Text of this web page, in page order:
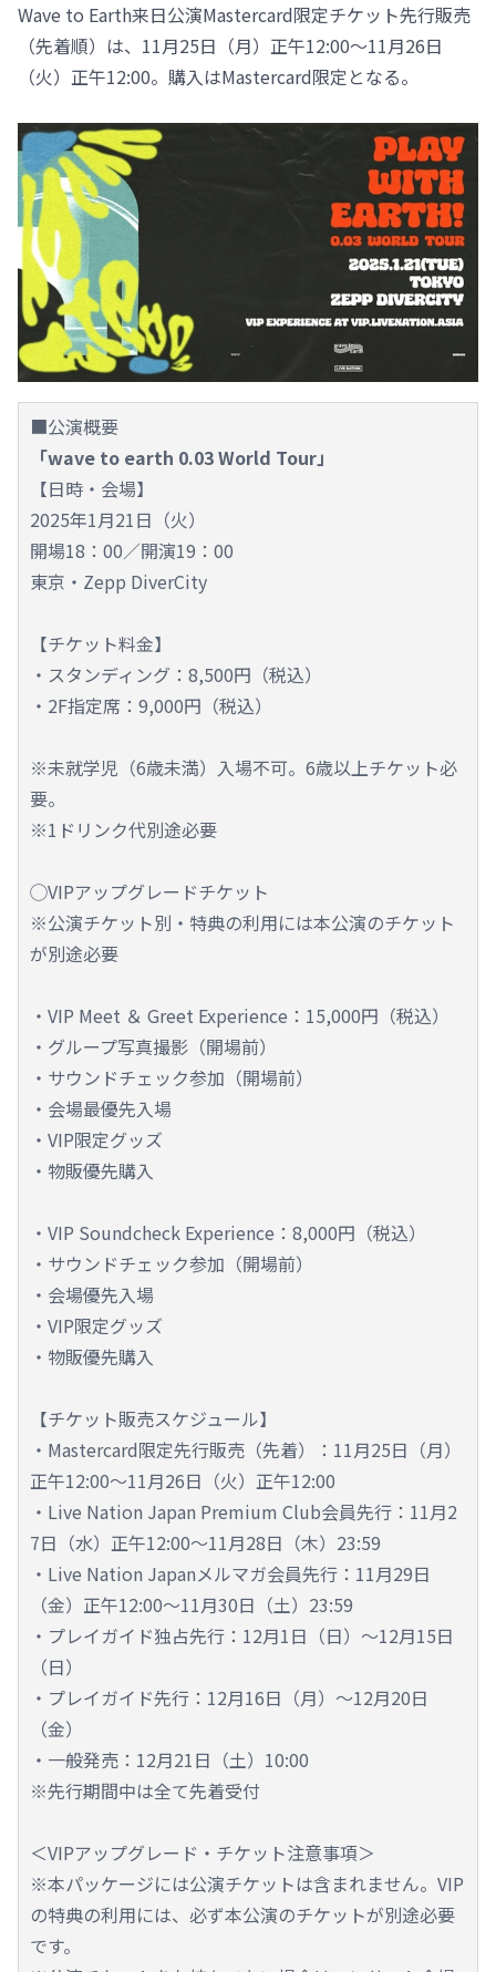
Wave to Earth来日公演Mastercard限定チケット先行販売
（先着順）は、11月25日（月）正午12:00～11月26日
（火）正午12:00。購入はMastercard限定となる。
■公演概要
「wave to earth 0.03 World Tour」
【日時・会場】
2025年1月21日（火）
開場18：00／開演19：00
東京・Zepp DiverCity
【チケット料金】
・スタンディング：8,500円（税込）
・2F指定席：9,000円（税込）
※未就学児（6歳未満）入場不可。6歳以上チケット必
要。
※1ドリンク代別途必要
◯VIPアップグレードチケット
※公演チケット別・特典の利用には本公演のチケット
が別途必要
・VIP Meet ＆ Greet Experience：15,000円（税込）
・グループ写真撮影（開場前）
・サウンドチェック参加（開場前）
・会場最優先入場
・VIP限定グッズ
・物販優先購入
・VIP Soundcheck Experience：8,000円（税込）
・サウンドチェック参加（開場前）
・会場優先入場
・VIP限定グッズ
・物販優先購入
【チケット販売スケジュール】
・Mastercard限定先行販売（先着）：11月25日（月）
正午12:00～11月26日（火）正午12:00
・Live Nation Japan Premium Club会員先行：11月2
7日（水）正午12:00～11月28日（木）23:59
・Live Nation Japanメルマガ会員先行：11月29日
（金）正午12:00～11月30日（土）23:59
・プレイガイド独占先行：12月1日（日）～12月15日
（日）
・プレイガイド先行：12月16日（月）～12月20日
（金）
・一般発売：12月21日（土）10:00
※先行期間中は全て先着受付
＜VIPアップグレード・チケット注意事項＞
※本パッケージには公演チケットは含まれません。VIP
の特典の利用には、必ず本公演のチケットが別途必要
です。